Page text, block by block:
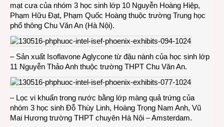
mạt cưa của nhóm 3 học sinh lớp 10 Nguyễn Hoàng Hiệp,
Phạm Hữu Đạt, Phạm Quốc Hoàng thuộc trường Trung học
phổ thông Chu Văn An (Hà Nội).
– Sản xuất Isoflavone Aglycone từ đậu nành của học sinh lớp
11 Nguyễn Thảo Anh thuộc trường THPT Chu Văn An.
– Lọc vi khuẩn trong nước bằng lớp màng quả trứng của
nhóm 3 học sinh Đỗ Thùy Linh, Hoàng Trọng Nam Anh, Vũ
Mai Hương trường THPT chuyên Hà Nội – Amsterdam.